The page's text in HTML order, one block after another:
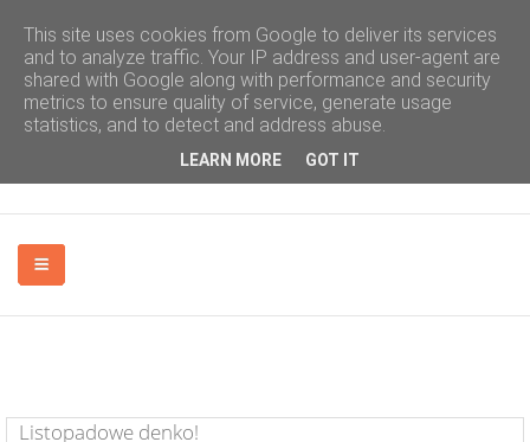
PODRÓŻE
Listopadowe denko!
This site uses cookies from Google to deliver its services
and to analyze traffic. Your IP address and user-agent are
shared with Google along with performance and security
metrics to ensure quality of service, generate usage
statistics, and to detect and address abuse.
LEARN MORE GOT IT